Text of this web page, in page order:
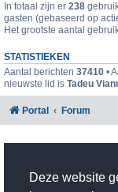
Deze website
In totaal zijn er 238
gasten (gebaseerd op
Het grootste aantal
STATISTIEKEN
Aantal berichten 37410 •
nieuwste lid is Tadeu
Portal Forum